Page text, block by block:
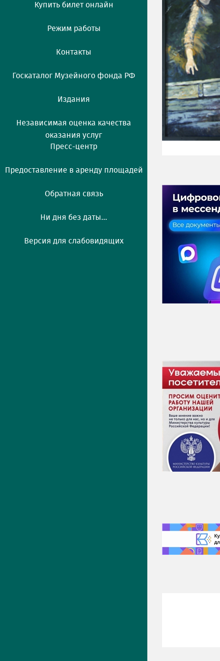
Купить билет онлайн
Режим работы
Контакты
Госкаталог Музейного фонда РФ
Издания
Независимая оценка качества
оказания услуг
Пресс-центр
Предоставление в аренду площадей
Обратная связь
Ни дня без даты...
Версия для слабовидящих